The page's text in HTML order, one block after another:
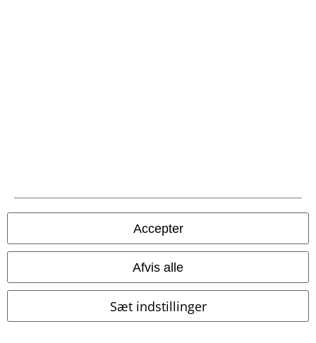
Accepter
Afvis alle
Sæt indstillinger
Betalingsmuligheder